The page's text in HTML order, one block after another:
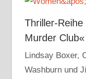
Thriller-Reihe
Murder
Lindsay Boxer,
Washburn und